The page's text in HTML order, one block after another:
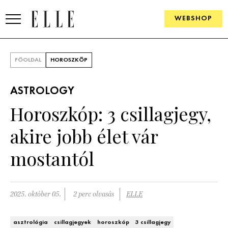
WEBSHOP
SZÉPSÉG
ÉLETMÓD
PÁRKAPCSOLAT
FŐOLDAL HOROSZKÓP
ASTROLOGY
Horoszkóp: 3 csillagjegy,
akire jobb élet vár
mostantól
2025. október 05. 2 perc olvasás ELLE
asztrológia csillagjegyek horoszkóp 3 csillagjegy